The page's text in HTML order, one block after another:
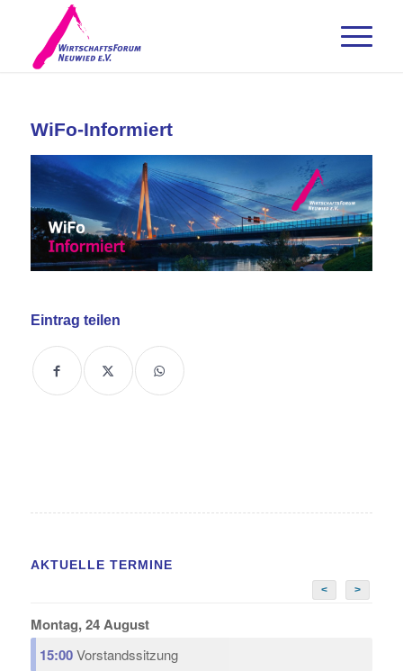
WiFo-Informiert
Eintrag teilen
AKTUELLE TERMINE
< >
Montag, 24 August
15:00Vorstandssitzung